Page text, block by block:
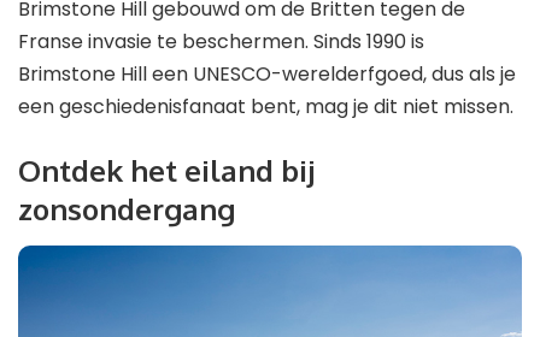
Brimstone Hill gebouwd om de Britten tegen de
Franse invasie te beschermen. Sinds 1990 is
Brimstone Hill een UNESCO-werelderfgoed, dus als je
een geschiedenisfanaat bent, mag je dit niet missen.
Ontdek het eiland bij
zonsondergang